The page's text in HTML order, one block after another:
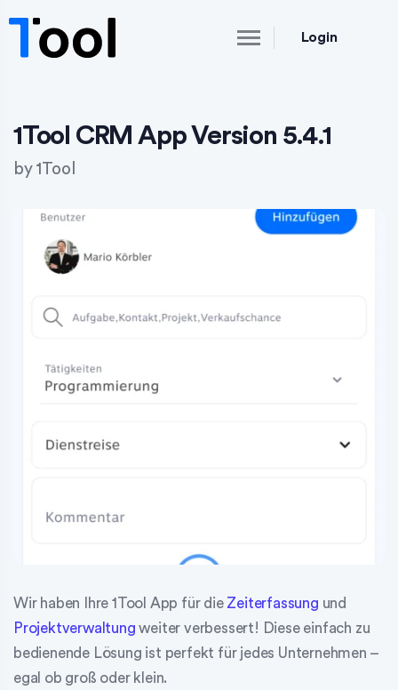
Login
1Tool CRM App Version 5.4.1
by1Tool
Wir haben Ihre 1Tool App für die Zeiterfassung und
Projektverwaltung weiter verbessert! Diese einfach zu
bedienende Lösung ist perfekt für jedes Unternehmen –
egal ob groß oder klein.